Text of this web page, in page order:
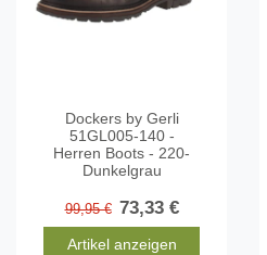
Dockers by Gerli
51GL005-140 -
Herren Boots - 220-
Dunkelgrau
99,95 € 73,33 €
Artikel anzeigen